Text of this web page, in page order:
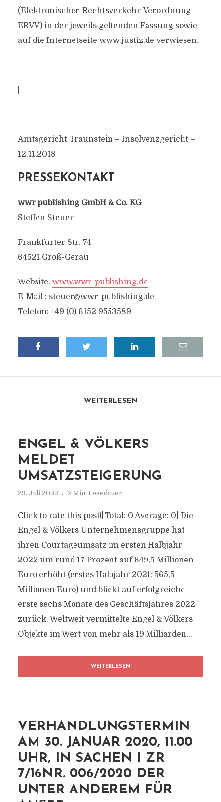
(Elektronischer-Rechtsverkehr-Verordnung –
ERVV) in der jeweils geltenden Fassung sowie
auf die Internetseite www.justiz.de verwiesen.
Amtsgericht Traunstein – Insolvenzgericht –
12.11.2018
PRESSEKONTAKT
wwr publishing GmbH & Co. KG
Steffen Steuer
Frankfurter Str. 74
64521 Groß-Gerau
Website: www.wwr-publishing.de
E-Mail : steuer@wwr-publishing.de
Telefon: +49 (0) 6152 9553589
WEITERLESEN
ENGEL & VÖLKERS
MELDET
UMSATZSTEIGERUNG
29. Juli 2022 2 Min. Lesedauer
Click to rate this post![Total: 0 Average: 0] Die
Engel & Völkers Unternehmensgruppe hat
ihren Courtageumsatz im ersten Halbjahr
2022 um rund 17 Prozent auf 649,5 Millionen
Euro erhöht (erstes Halbjahr 2021: 565,5
Millionen Euro) und blickt auf erfolgreiche
erste sechs Monate des Geschäftsjahres 2022
zurück. Weltweit vermittelte Engel & Völkers
Objekte im Wert von mehr als 19 Milliarden...
WEITERLESEN
VERHANDLUNGSTERMIN
AM 30. JANUAR 2020, 11.00
UHR, IN SACHEN I ZR
7/16NR. 006/2020 DER
UNTER ANDEREM FÜR